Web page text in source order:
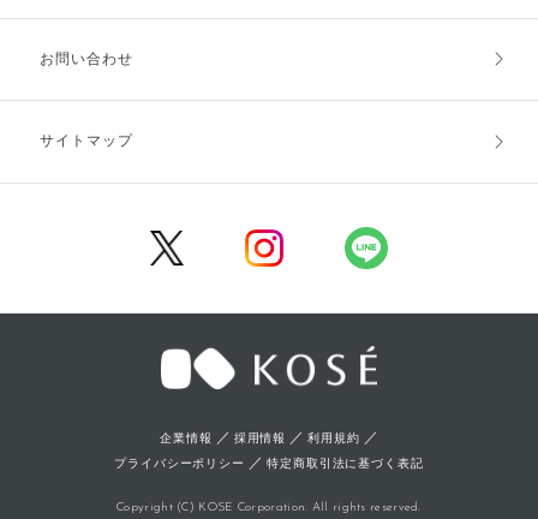
お支払方法
キャンセル・返品・交換
お問い合わせ
サイトマップ
企業情報 ／ 採用情報 ／利用規約 ／
プライバシーポリシー ／特定商取引法に基づく表記
Copyright (C) KOSE Corporation. All rights reserved.